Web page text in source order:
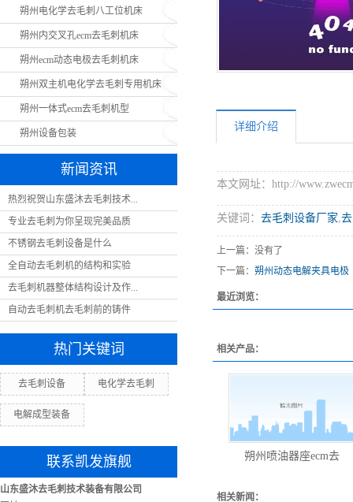
朔州电化学去毛刺八工位机床
朔州内交叉孔ecm去毛刺机床
朔州ecm动态电极去毛刺机床
朔州双主机电化学去毛刺专用机床
朔州一体式ecm去毛刺机型
朔州设备包装
新闻资讯
热烈祝贺山东盛沐去毛刺技术...
专业去毛刺为你呈现完美品质
不锈钢去毛刺设备是什么
全自动去毛刺机的结构和实验
去毛刺机器整体结构设计及作...
自动去毛刺机去毛刺前的铸件
热门关键词
去毛刺设备 电化学去毛刺
电解成型装备
联系凯发旗舰
山东盛沐去毛刺技术装备有限公司
详细介绍
本文网址：http://
关键词： 去毛刺设备厂家,
上一篇：没有了
下一篇： 朔州动态电解夹具电极
最近浏览：
相关产品：
朔州喷油器座ecm去
相关新闻：